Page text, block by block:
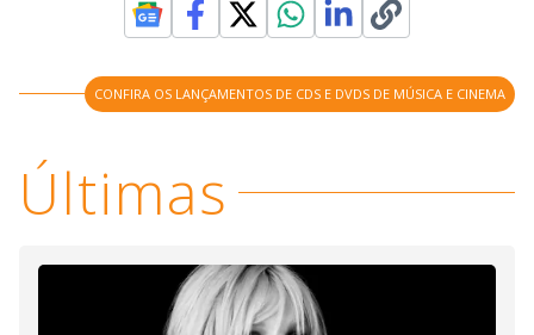
CONFIRA OS LANÇAMENTOS DE CDS E DVDS DE MÚSICA E CINEMA
Últimas